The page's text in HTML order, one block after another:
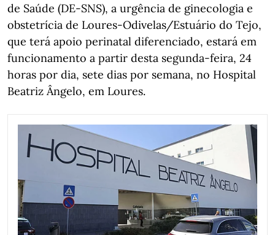
de Saúde (DE-SNS), a urgência de ginecologia e
obstetrícia de Loures-Odivelas/Estuário do Tejo,
que terá apoio perinatal diferenciado, estará em
funcionamento a partir desta segunda-feira, 24
horas por dia, sete dias por semana, no Hospital
Beatriz Ângelo, em Loures.